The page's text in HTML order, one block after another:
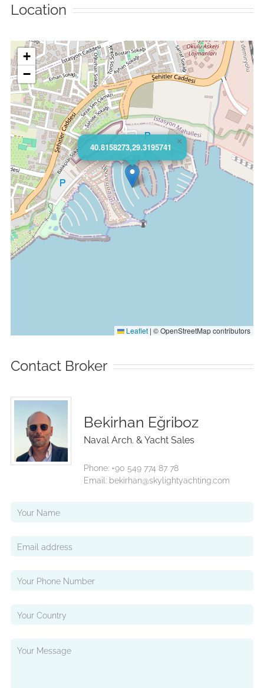
Location
40.8158273,29.3195741
×
+
−
Leaflet | © OpenStreetMap contributors
Contact Broker
Bekirhan Eğriboz
Naval Arch. & Yacht Sales
Phone: +90 549 774 87 78
Email: bekirhan@skylightyachting.com
Your Name
Email address
Your Phone Number
Your Country
Your Message